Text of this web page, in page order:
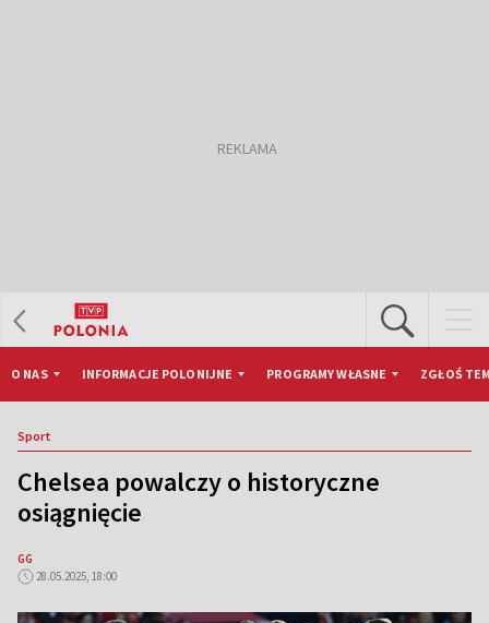
O NAS INFORMACJE POLONIJNE PROGRAMY WŁASNE ZGŁOŚ
Sport
Chelsea powalczy o historyczne
osiągnięcie
GG
28.05.2025, 18:00